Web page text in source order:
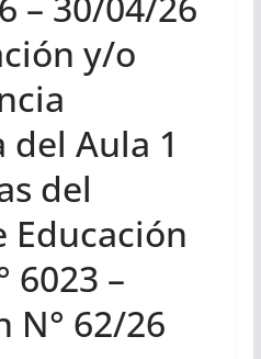
y/o
del Aula 1
del
6023 –
N° 62/26